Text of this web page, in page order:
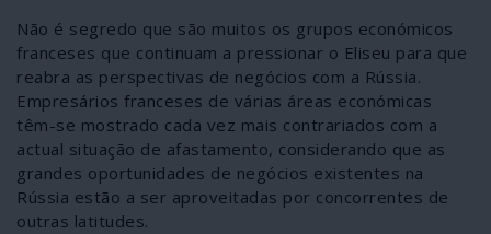
Não é segredo que são muitos os grupos económicos
franceses que continuam a pressionar o Eliseu para que
reabra as perspectivas de negócios com a Rússia.
Empresários franceses de várias áreas económicas
têm-se mostrado cada vez mais contrariados com a
actual situação de afastamento, considerando que as
grandes oportunidades de negócios existentes na
Rússia estão a ser aproveitadas por concorrentes de
outras latitudes.